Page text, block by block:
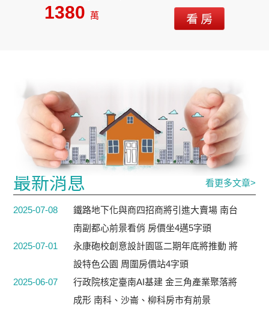
1380 萬
最新消息 看更多文章>
2025-07-08
鐵路地下化與商四招商將引進大賣場 南台
南副都心前景看俏 房價坐4邁5字頭
2025-07-01
永康砲校創意設計園區二期年底將推動 將
設特色公園 周圍房價站4字頭
2025-06-07
行政院核定臺南AI基建 金三角產業聚落將
成形 南科、沙崙、柳科房市有前景